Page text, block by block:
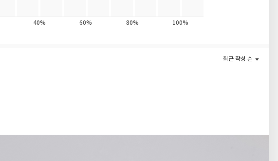
캐릭터의 힘이 돋보인다며 극찬을 아끼지 않았습니다. 매운맛, 순한맛, 짜장이, 너굴
라면 캐릭터를 비롯해 ‘나라면 더 먹으리’ 마을의 김치 할아버지, 파 삼촌, 달걀이, 삼
40% 60% 80% 100%
최근 작성 순